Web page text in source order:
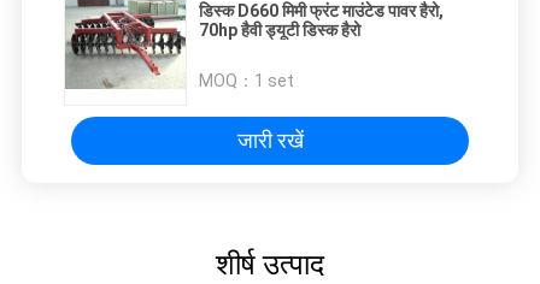
डिस्क D660 मिमी फ्रंट माउंटेड पावर हैरो,
70hp हैवी ड्यूटी डिस्क हैरो
MOQ： 1 set
जारी रखें
शीर्ष उत्पाद